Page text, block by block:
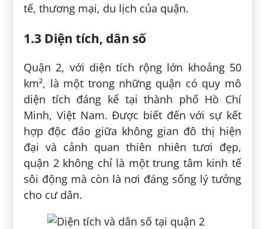
tế, thương mại, du lịch của quận.
1.3 Diện tích, dân số
Quận 2, với diện tích rộng lớn khoảng 50
km², là một trong những quận có quy mô
diện tích đáng kể tại thành phố Hồ Chí
Minh, Việt Nam. Được biết đến với sự kết
hợp độc đáo giữa không gian đô thị hiện
đại và cảnh quan thiên nhiên tươi đẹp,
quận 2 không chỉ là một trung tâm kinh tế
sôi động mà còn là nơi đáng sống lý tưởng
cho cư dân.